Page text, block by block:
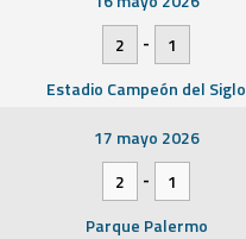
2
-
1
Estadio Campeón del Siglo
17 mayo 2026
2
-
1
Parque Palermo